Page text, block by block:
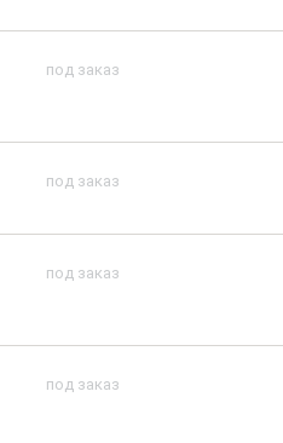
под заказ
под заказ
под заказ
под заказ